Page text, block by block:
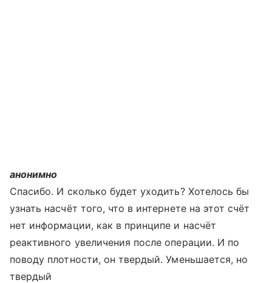
анонимно
Спасибо. И сколько будет уходить? Хотелось бы
узнать насчёт того, что в интернете на этот счёт
нет информации, как в принципе и насчёт
реактивного увеличения после операции. И по
поводу плотности, он твердый. Уменьшается, но
твердый